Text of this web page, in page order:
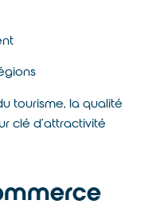
tourisme, la qualité
clé d’attractivité